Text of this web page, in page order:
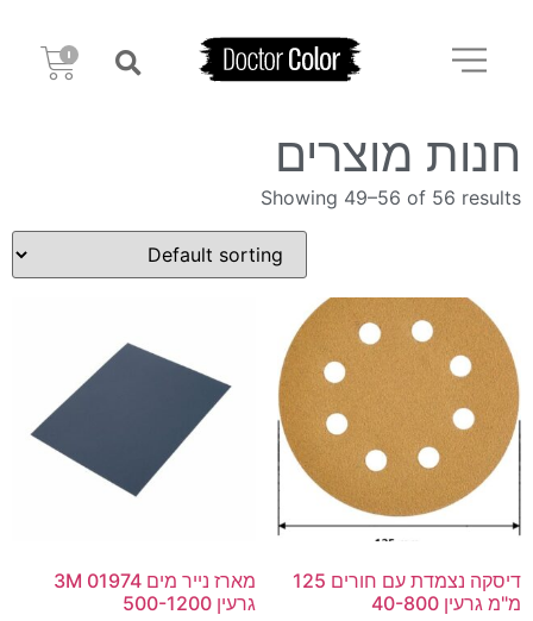
חנות מוצרים
Showing 49–56 of 56 results
דיסקה נצמדת עם חורים 125
מ"מ גרעין 40-800
מארז נייר מים 3M 01974
גרעין 500-1200